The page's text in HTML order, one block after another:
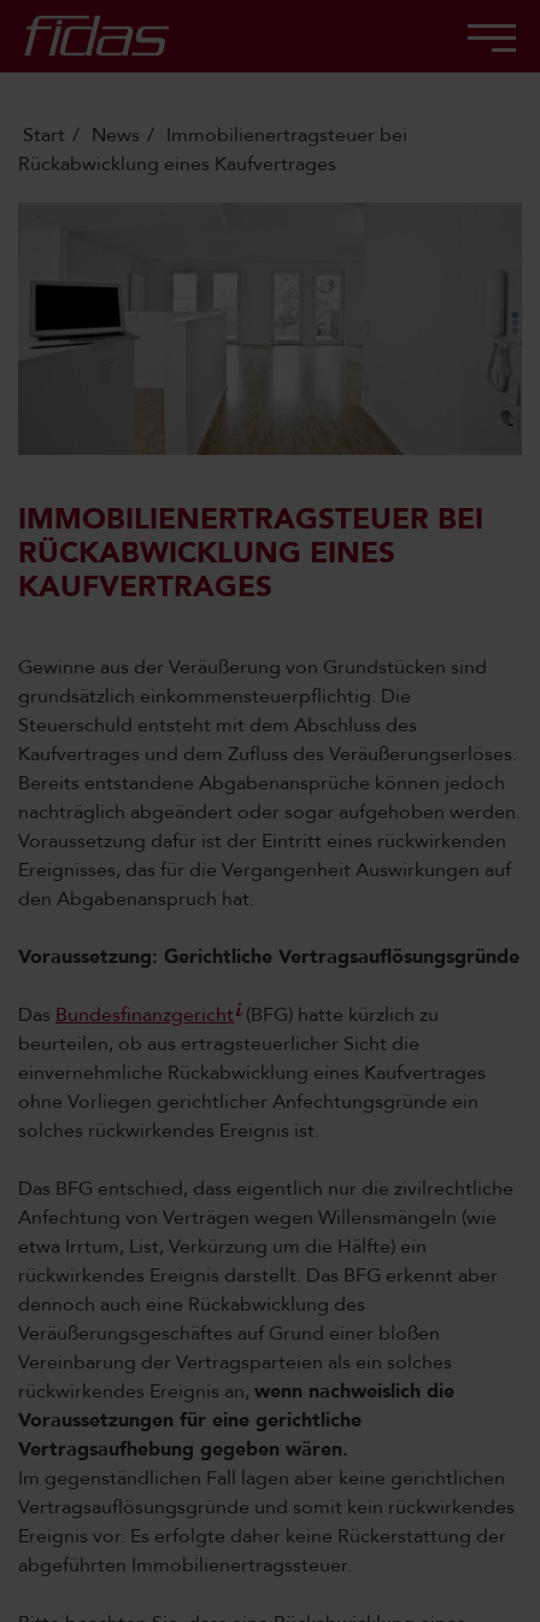
Start News
Immobilienertragsteuer bei
Rückabwicklung eines Kaufvertrages
IMMOBILIENERTRAGSTEUER BEI
RÜCKABWICKLUNG EINES
KAUFVERTRAGES
Gewinne aus der Veräußerung von Grundstücken sind
grundsätzlich einkommensteuerpflichtig. Die
Steuerschuld entsteht mit dem Abschluss des
Kaufvertrages und dem Zufluss des Veräußerungserlöses.
Bereits entstandene Abgabenansprüche können jedoch
nachträglich abgeändert oder sogar aufgehoben werden.
Voraussetzung dafür ist der Eintritt eines rückwirkenden
Ereignisses, das für die Vergangenheit Auswirkungen auf
den Abgabenanspruch hat.
Voraussetzung: Gerichtliche Vertragsauflösungsgründe
Das Bundesfinanzgericht (BFG) hatte kürzlich zu
beurteilen, ob aus ertragsteuerlicher Sicht die
einvernehmliche Rückabwicklung eines Kaufvertrages
ohne Vorliegen gerichtlicher Anfechtungsgründe ein
solches rückwirkendes Ereignis ist.
Das BFG entschied, dass eigentlich nur die zivilrechtliche
Anfechtung von Verträgen wegen Willensmängeln (wie
etwa Irrtum, List, Verkürzung um die Hälfte) ein
rückwirkendes Ereignis darstellt. Das BFG erkennt aber
dennoch auch eine Rückabwicklung des
Veräußerungsgeschäftes auf Grund einer bloßen
Vereinbarung der Vertragsparteien als ein solches
rückwirkendes Ereignis an, wenn nachweislich die
Voraussetzungen für eine gerichtliche
Vertragsaufhebung gegeben wären.
Im gegenständlichen Fall lagen aber keine gerichtlichen
Vertragsauflösungsgründe und somit kein rückwirkendes
Ereignis vor. Es erfolgte daher keine Rückerstattung der
abgeführten Immobilienertragssteuer.